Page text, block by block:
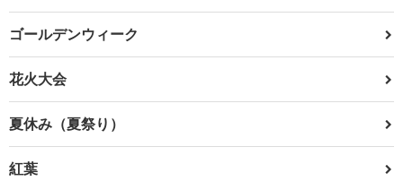
ゴールデンウィーク
花火大会
夏休み（夏祭り）
紅葉